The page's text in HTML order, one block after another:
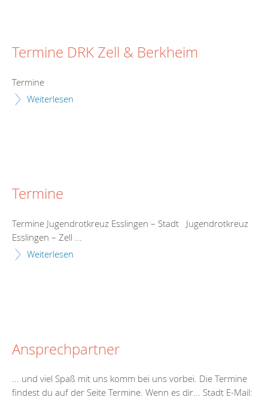
Termine DRK Zell & Berkheim
Termine
Weiterlesen
Termine
Termine Jugendrotkreuz Esslingen – Stadt Jugendrotkreuz
Esslingen – Zell ...
Weiterlesen
Ansprechpartner
... und viel Spaß mit uns komm bei uns vorbei. Die Termine
findest du auf der Seite Termine. Wenn es dir... Stadt E-Mail: